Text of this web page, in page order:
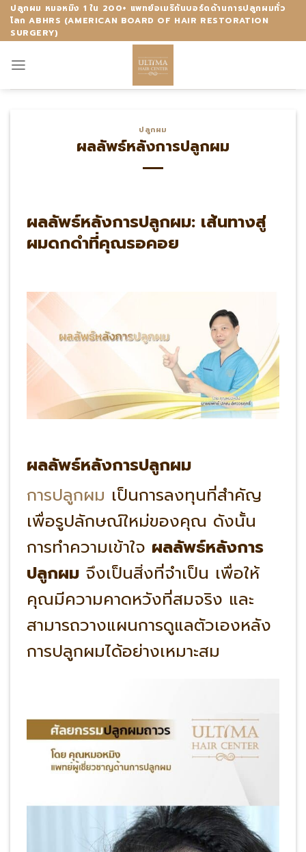
Skip
content
ปลูกผม หมอหมิง 1 ใน 200+ แพทย์อเมริกันบอร์ดด้านการปลูกผมทั่ว
โลก ABHRS (AMERICAN BOARD OF HAIR RESTORATION
SURGERY)
ปลูกผม
ผลลัพธ์หลังการปลูกผม
ผลลัพธ์หลังการปลูกผม: เส้นทางสู่
ผมดกดำที่คุณรอคอย
ผลลัพธ์หลังการปลูกผม
การปลูกผม เป็นการลงทุนที่สำคัญ
เพื่อรูปลักษณ์ใหม่ของคุณ ดังนั้น
การทำความเข้าใจ ผลลัพธ์หลังการ
ปลูกผมจึงเป็นสิ่งที่จำเป็น เพื่อให้
คุณมีความคาดหวังที่สมจริง และ
สามารถวางแผนการดูแลตัวเองหลัง
การปลูกผมได้อย่างเหมาะสม